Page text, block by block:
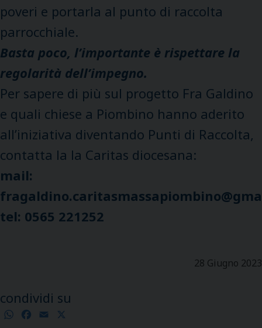
poveri e portarla al punto di raccolta
parrocchiale.
Basta poco, l’importante è rispettare la
regolarità dell’impegno.
Per sapere di più sul progetto Fra Galdino
e quali chiese a Piombino hanno aderito
all’iniziativa diventando Punti di Raccolta,
contatta la la Caritas diocesana:
mail:
tel: 0565 221252
28 Giugno 2023
condividi su
WhatsApp
Facebook
Email